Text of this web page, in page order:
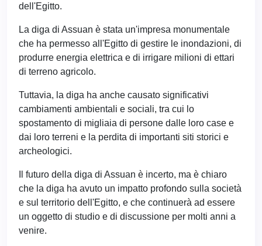
dell'Egitto.
La diga di Assuan è stata un'impresa monumentale
che ha permesso all'Egitto di gestire le inondazioni, di
produrre energia elettrica e di irrigare milioni di ettari
di terreno agricolo.
Tuttavia, la diga ha anche causato significativi
cambiamenti ambientali e sociali, tra cui lo
spostamento di migliaia di persone dalle loro case e
dai loro terreni e la perdita di importanti siti storici e
archeologici.
Il futuro della diga di Assuan è incerto, ma è chiaro
che la diga ha avuto un impatto profondo sulla società
e sul territorio dell'Egitto, e che continuerà ad essere
un oggetto di studio e di discussione per molti anni a
venire.